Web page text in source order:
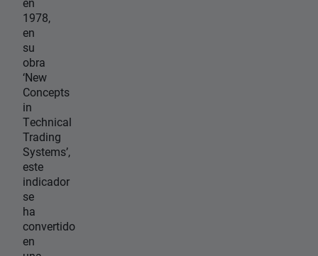
1978,
en
su
obra
‘New
Concepts
in
Technical
Trading
Systems’,
este
indicador
se
ha
convertido
en